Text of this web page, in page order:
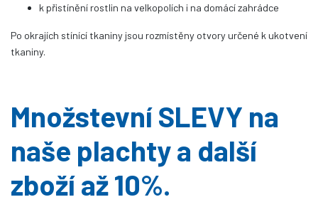
k přistínění rostlin na velkopolích i na domácí zahrádce
Po okrajích stínící tkaniny jsou rozmístěny otvory určené k ukotvení
tkaniny.
Množstevní SLEVY na
naše plachty a další
zboží až 10%.